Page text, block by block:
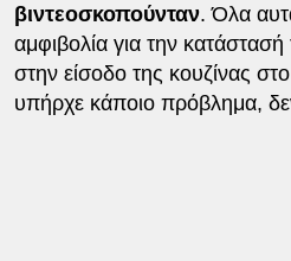
βιντεοσκοπούνταν. Όλα
αμφιβολία για την
στην είσοδο της κουζίνας
υπήρχε κάποιο πρόβλημα,